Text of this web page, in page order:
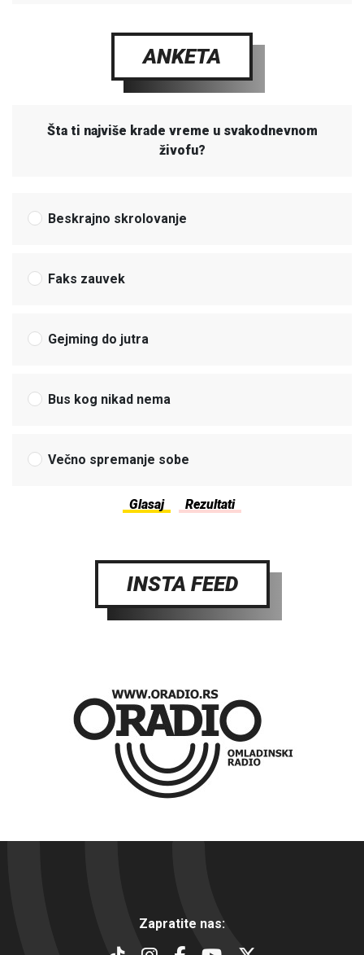
ANKETA
Šta ti najviše krade vreme u svakodnevnom
živofu?
Beskrajno skrolovanje
Faks zauvek
Gejming do jutra
Bus kog nikad nema
Večno spremanje sobe
INSTA FEED
Zapratite nas: